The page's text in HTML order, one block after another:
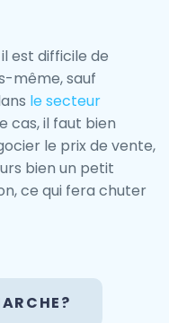
est difficile de
même, sauf
le secteur
cas, il faut bien
le prix de vente,
bien un petit
ce qui fera chuter